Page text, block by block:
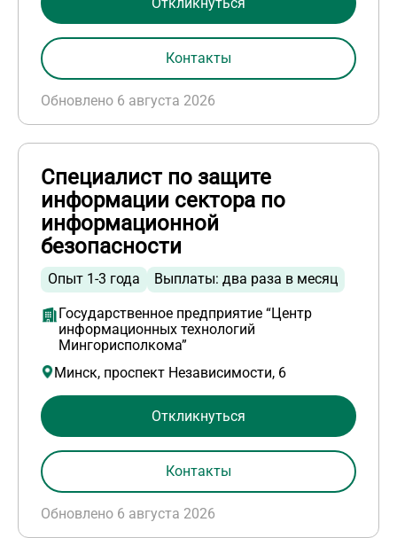
Обновлено 6 августа 2026
Контакты
Специалист по защите
информации сектора по
информационной
безопасности
Опыт 1-3 года Выплаты: два раза в месяц
Государственное предприятие “Центр
информационных технологий
Мингорисполкома”
Минск, проспект Независимости, 6
Обновлено 6 августа 2026
Откликнуться
Контакты